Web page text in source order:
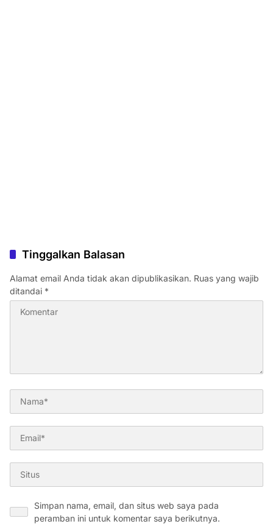
Tinggalkan Balasan
Alamat email Anda tidak akan dipublikasikan. Ruas yang wajib
ditandai *
Simpan nama, email, dan situs web saya pada
peramban ini untuk komentar saya berikutnya.